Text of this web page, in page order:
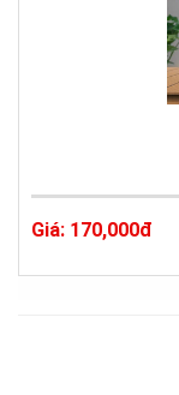
Giá: 170,000đ